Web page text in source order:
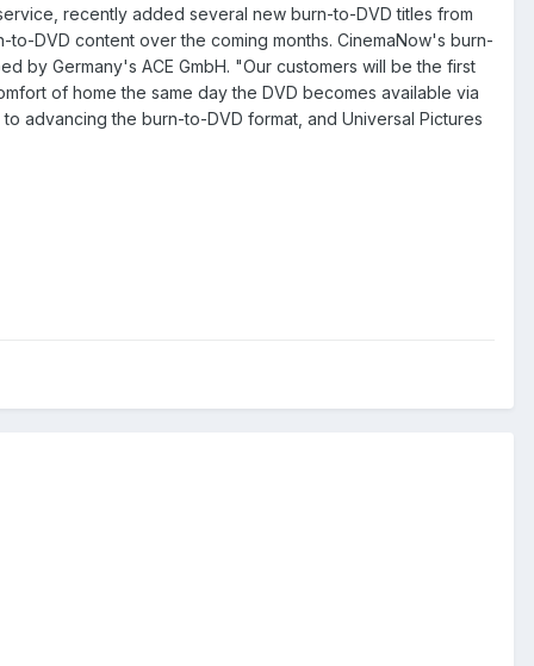
recently added several new burn-to-DVD titles from
DVD content over the coming months. CinemaNow's burn-
by Germany's ACE GmbH. "Our customers will be the first
of home the same day the DVD becomes available via
advancing the burn-to-DVD format, and Universal Pictures